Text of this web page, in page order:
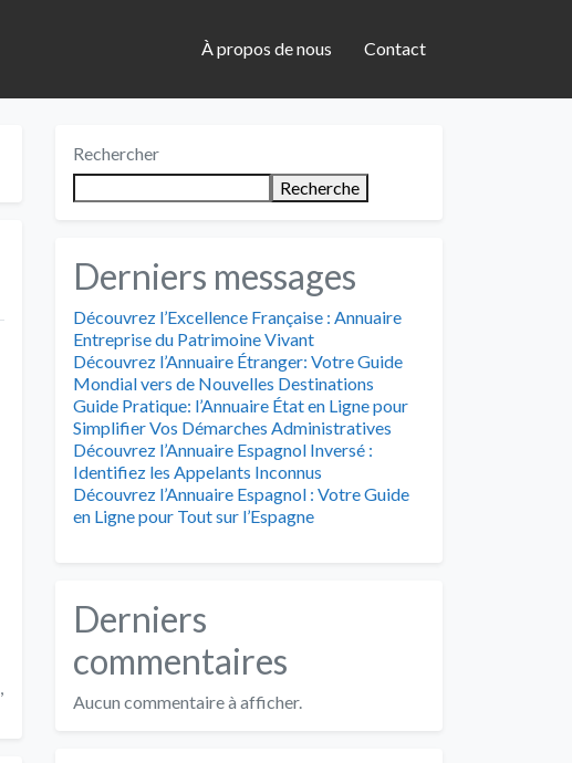
À propos de nous Contact
,
Rechercher
Recherche
Derniers messages
Découvrez l’Excellence Française : Annuaire
Entreprise du Patrimoine Vivant
Découvrez l’Annuaire Étranger: Votre Guide
Mondial vers de Nouvelles Destinations
Guide Pratique: l’Annuaire État en Ligne pour
Simplifier Vos Démarches Administratives
Découvrez l’Annuaire Espagnol Inversé :
Identifiez les Appelants Inconnus
Découvrez l’Annuaire Espagnol : Votre Guide
en Ligne pour Tout sur l’Espagne
Derniers
commentaires
Aucun commentaire à afficher.